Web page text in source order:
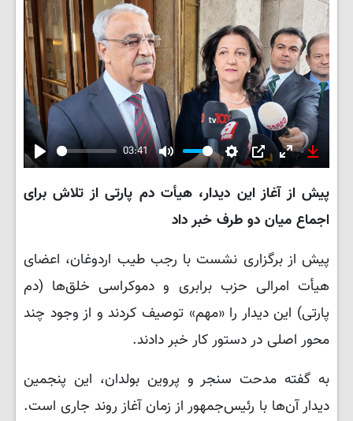
Play
03:41
Mute Settings
PIP Enter
fullscreen
پیش از آغاز این دیدار، هیأت دم پارتی از تلاش برای
اجماع میان دو طرف خبر داد
پیش از برگزاری نشست با رجب طیب اردوغان، اعضای
هیأت امرالی حزب برابری و دموکراسی خلق‌ها (دم
پارتی) این دیدار را «مهم» توصیف کردند و از وجود چند
محور اصلی در دستور کار خبر دادند.
به گفته مدحت سنجر و پروین بولدان، این پنجمین
دیدار آن‌ها با رئیس‌جمهور از زمان آغاز روند جاری است.